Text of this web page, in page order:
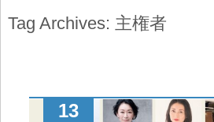
Tag Archives: 主権者
13